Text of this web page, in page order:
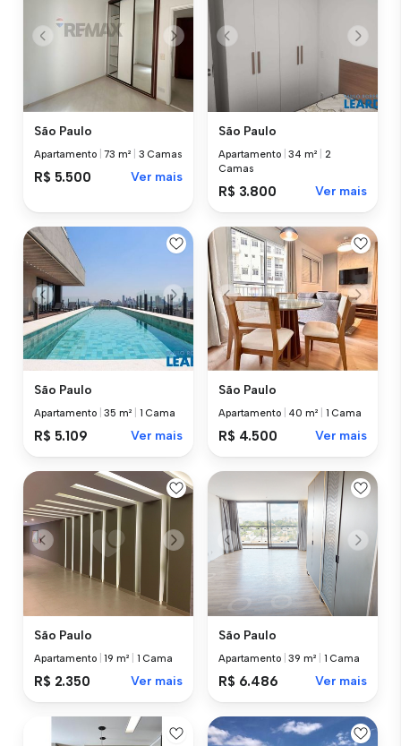
São Paulo
Apartamento |73 m² 3 Camas
R$ 5.500 Ver mais
São Paulo
Apartamento |34 m²
2
Camas
R$ 3.800 Ver mais
São Paulo
Apartamento |35 m² 1 Cama
R$ 5.109 Ver mais
São Paulo
Apartamento 40 m² 1 Cama
R$ 4.500 Ver mais
São Paulo
Apartamento |19 m² 1 Cama
R$ 2.350 Ver mais
São Paulo
Apartamento |39 m² 1 Cama
R$ 6.486 Ver mais